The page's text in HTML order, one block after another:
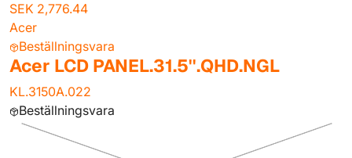
SEK 2,776.44
Acer
Beställningsvara
Acer LCD PANEL.31.5''.QHD.NGL
KL.3150A.022
Beställningsvara